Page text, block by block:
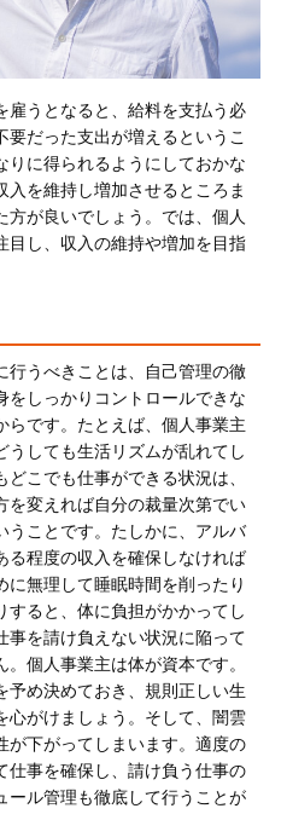
雇うとなると、給料を支払う必
だった支出が増えるというこ
りに得られるようにしておかな
を維持し増加させるところま
方が良いでしょう。では、個人
目し、収入の維持や増加を目指
行うべきことは、自己管理の徹
をしっかりコントロールできな
らです。たとえば、個人事業主
うしても生活リズムが乱れてし
こでも仕事ができる状況は、
を変えれば自分の裁量次第でい
うことです。たしかに、アルバ
る程度の収入を確保しなければ
無理して睡眠時間を削ったり
すると、体に負担がかかってし
事を請け負えない状況に陥って
個人事業主は体が資本です。
予め決めておき、規則正しい生
心がけましょう。そして、闇雲
が下がってしまいます。適度の
仕事を確保し、請け負う仕事の
ール管理も徹底して行うことが